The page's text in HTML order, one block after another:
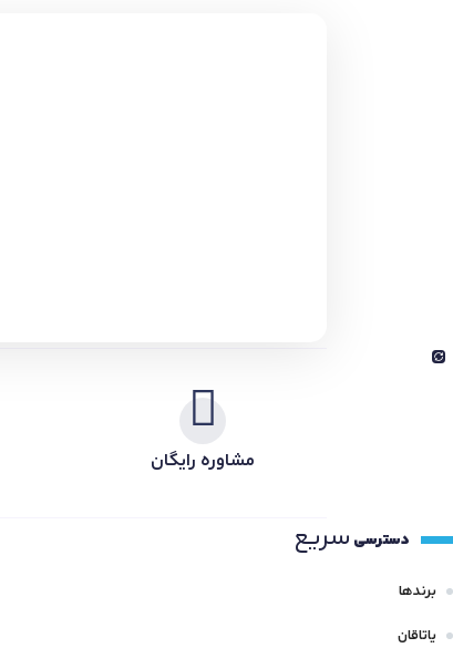
مشاوره رایگان
دسترسی سریع
برندها
یاتاقان